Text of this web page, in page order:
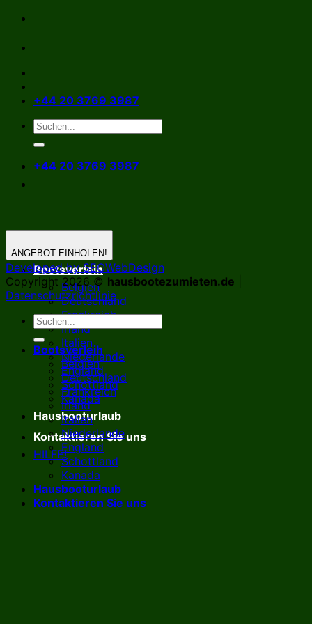
Zum
springen
+44 20 3769 3987
+44 20 3769 3987
Bootsverleih
Belgien
Deutschland
Frankreich
Irland
Italien
Niederlande
England
Schottland
Kanada
Hausbooturlaub
Kontaktieren Sie uns
HILFE!
ANGEBOT EINHOLEN!
Developed by SEOWebDesign
Copyright 2026 © hausbootezumieten.de
Datenschutzrichtlinie
Bootsverleih
Belgien
Deutschland
Frankreich
Irland
Italien
Niederlande
England
Schottland
Kanada
Hausbooturlaub
Kontaktieren Sie uns